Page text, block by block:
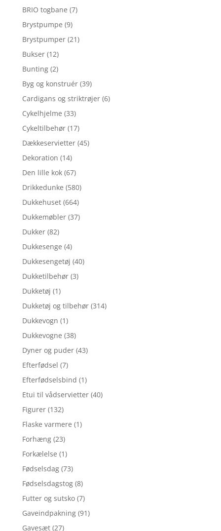
BRIO togbane (7)
Brystpumpe (9)
Brystpumper (21)
Bukser (12)
Bunting (2)
Byg og konstruér (39)
Cardigans og striktrøjer (6)
Cykelhjelme (33)
Cykeltilbehør (17)
Dækkeservietter (45)
Dekoration (14)
Den lille kok (67)
Drikkedunke (580)
Dukkehuset (664)
Dukkemøbler (37)
Dukker (82)
Dukkesenge (4)
Dukkesengetøj (40)
Dukketilbehør (3)
Dukketøj (1)
Dukketøj og tilbehør (314)
Dukkevogn (1)
Dukkevogne (38)
Dyner og puder (43)
Efterfødsel (7)
Efterfødselsbind (1)
Etui til vådservietter (40)
Figurer (132)
Flaske varmere (1)
Forhæng (23)
Forkælelse (1)
Fødselsdag (73)
Fødselsdagstog (8)
Futter og sutsko (7)
Gaveindpakning (91)
Gavesæt (27)